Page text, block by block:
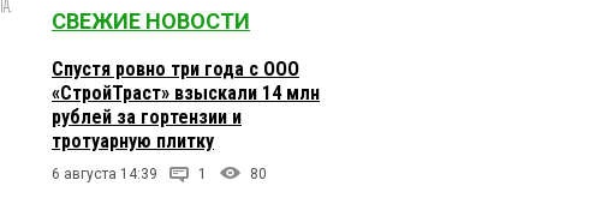
СВЕЖИЕ НОВОСТИ
Спустя ровно три года с ООО
«СтройТраст» взыскали 14 млн
рублей за гортензии и
тротуарную плитку
6 августа 14:39 1 80